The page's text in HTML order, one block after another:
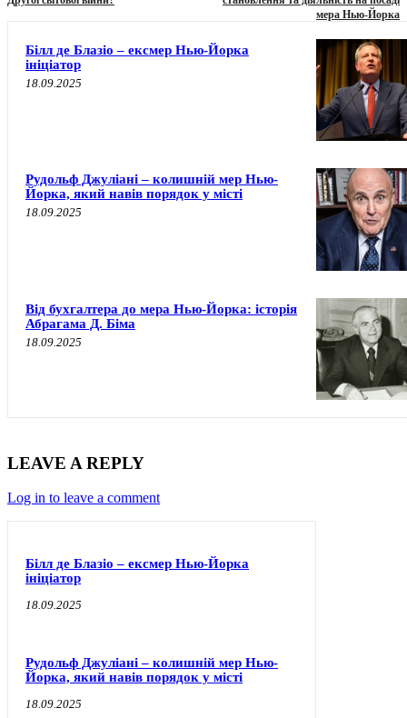
мера Нью-Йорка
Білл де Блазіо – ексмер Нью-Йорка
ініціатор
18.09.2025
Рудольф Джуліані – колишній мер Нью-
Йорка, який навів порядок у місті
18.09.2025
Від бухгалтера до мера Нью-Йорка: історія
Абрагама Д. Біма
18.09.2025
LEAVE A REPLY
Log in to leave a comment
Білл де Блазіо – ексмер Нью-Йорка
ініціатор
18.09.2025
Рудольф Джуліані – колишній мер Нью-
Йорка, який навів порядок у місті
18.09.2025